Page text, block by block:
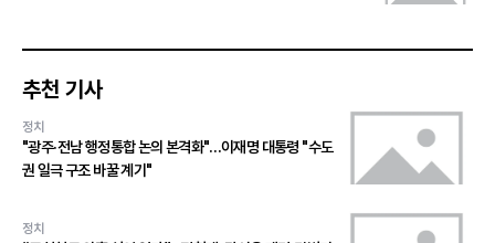
추천 기사
정치
"광주·전남 행정통합 논의 본격화"…이재명 대통령 "수도
권 일극 구조 바꿀 계기"
정치